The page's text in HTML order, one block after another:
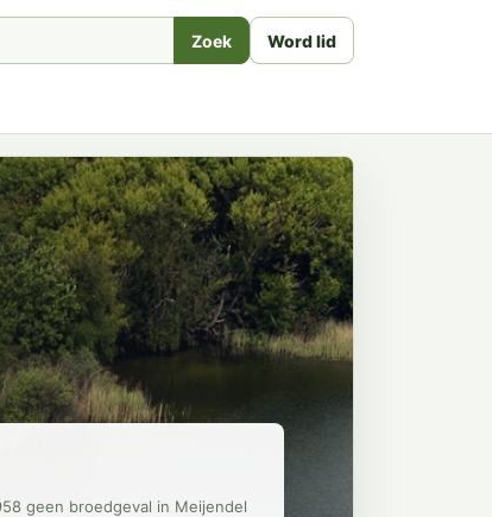
Zoek Word lid
geen broedgeval in Meijendel